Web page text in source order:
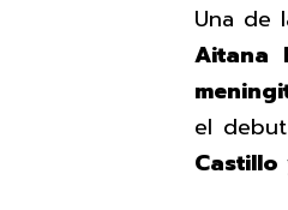
Una de
Aitana
el
Castillo